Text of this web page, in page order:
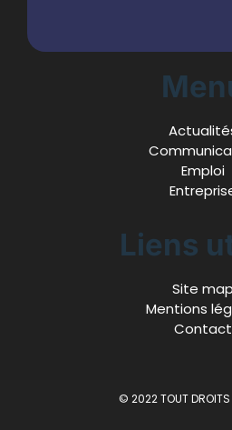
Emploi
Liens
Site map
Mentions
Contact
© 2022 TOUT DROITS